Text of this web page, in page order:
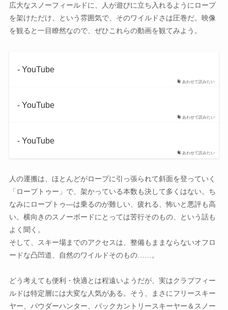
広大なスノーフィールドに、人が遊びに立ち入れるようにロープ
を架けただけ、という雰囲気で、そのワイルドさは圧巻だ。映像
を観ると一目瞭然なので、ぜひこれらの動画を観てみよう。
あわせて読みたい
- YouTube
あわせて読みたい
- YouTube
あわせて読みたい
- YouTube
人の運搬は、ほとんどがロープに引っ張られて斜面を登っていく
「ロープトゥー」で、架かっている本数も決して多くはない。ち
なみにロープトゥ―は乗るのが難しい、疲れる、怖いと悪評も高
い。横向きのスノーボードにとっては苦行そのもの、という話も
よく聞く。
そして、スキー場までのアクセスは、整備もままならないオフロ
ードな凸凹道、自然のワイルドそのもの……。
どう考えても便利・快適とは程遠いようだが、実はクラブフィー
ルドは特定層には大変な人気がある。そう、まさにフリースキー
ヤー、パウダーハンター、バックカントリースキーヤー＆スノー